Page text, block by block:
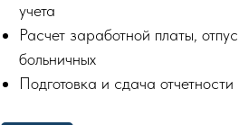
учета
Расчет заработной платы,
больничных
Подготовка и сдача отчетности